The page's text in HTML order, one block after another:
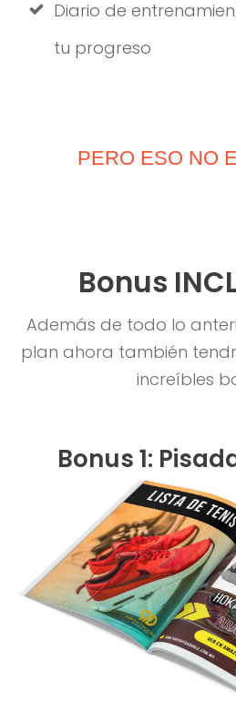
Diario de
tu progreso
PERO ESO NO
Bonus
Además de todo lo
plan ahora también
increíbles
Bonus 1: